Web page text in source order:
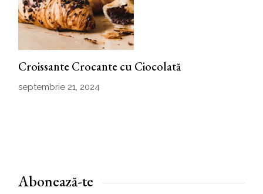
Croissante Crocante cu Ciocolată
septembrie 21, 2024
Abonează-te